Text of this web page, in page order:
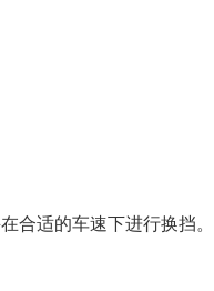
合适的车速下进行换挡